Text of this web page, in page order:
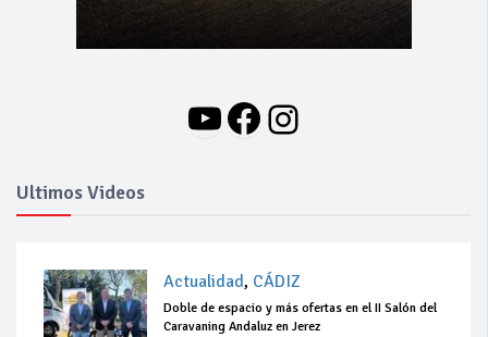
YouTube
Facebook
Instagram
Ultimos Videos
Actualidad, CÁDIZ
Doble de espacio y más ofertas en el II Salón del
Caravaning Andaluz en Jerez